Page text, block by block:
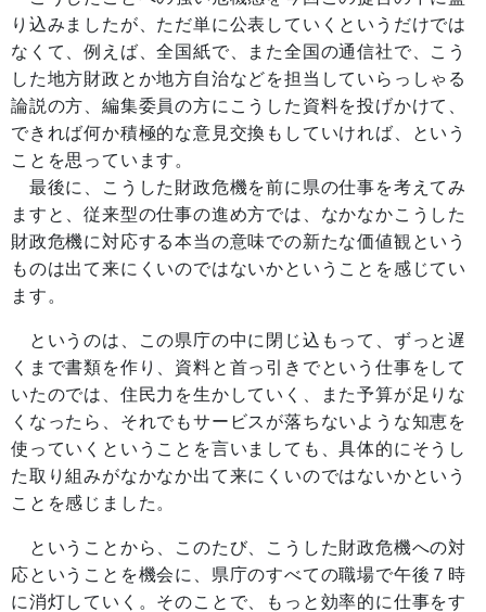
り込みましたが、ただ単に公表していくというだけでは
なくて、例えば、全国紙で、また全国の通信社で、こう
した地方財政とか地方自治などを担当していらっしゃる
論説の方、編集委員の方にこうした資料を投げかけて、
できれば何か積極的な意見交換もしていければ、という
ことを思っています。
最後に、こうした財政危機を前に県の仕事を考えてみ
ますと、従来型の仕事の進め方では、なかなかこうした
財政危機に対応する本当の意味での新たな価値観という
ものは出て来にくいのではないかということを感じてい
ます。
というのは、この県庁の中に閉じ込もって、ずっと遅
くまで書類を作り、資料と首っ引きでという仕事をして
いたのでは、住民力を生かしていく、また予算が足りな
くなったら、それでもサービスが落ちないような知恵を
使っていくということを言いましても、具体的にそうし
た取り組みがなかなか出て来にくいのではないかという
ことを感じました。
ということから、このたび、こうした財政危機への対
応ということを機会に、県庁のすべての職場で午後７時
に消灯していく。そのことで、もっと効率的に仕事をす